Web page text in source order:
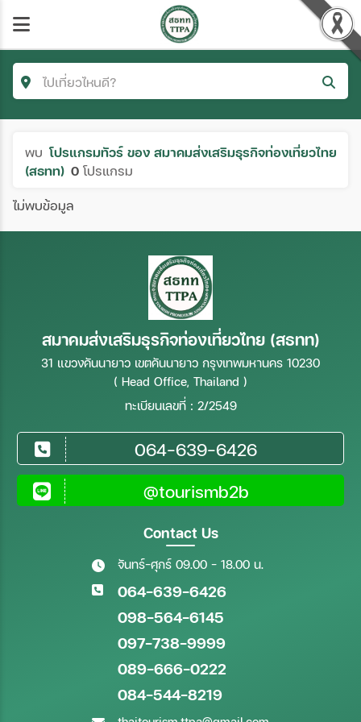
ไปเที่ยวไหนดี?
คำค้นหา
จังหวัด
ตั้งแต่วันที่
ระหว่าง
พบ โปรแกรมทัวร์ ของ สมาคมส่งเสริมธุรกิจท่องเที่ยวไทย
(สธทท) 0 โปรแกรม
ไม่พบข้อมูล
สมาคมส่งเสริมธุรกิจท่องเที่ยวไทย (สธทท)
31 แขวงคันนายาว เขตคันนายาว กรุงเทพมหานคร 10230
( Head Office, Thailand )
ทะเบียนเลขที่ : 2/2549
064-639-6426
@tourismb2b
Contact Us
จันทร์-ศุกร์ 09.00 - 18.00 น.
064-639-6426
098-564-6145
097-738-9999
089-666-0222
084-544-8219